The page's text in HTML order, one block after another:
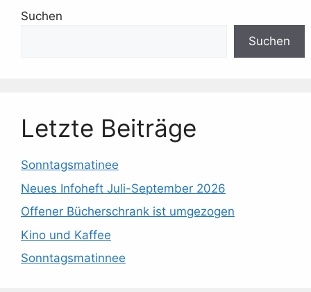
Suchen
Suchen
Letzte Beiträge
Sonntagsmatinee
Neues Infoheft Juli-September 2026
Offener Bücherschrank ist umgezogen
Kino und Kaffee
Sonntagsmatinnee